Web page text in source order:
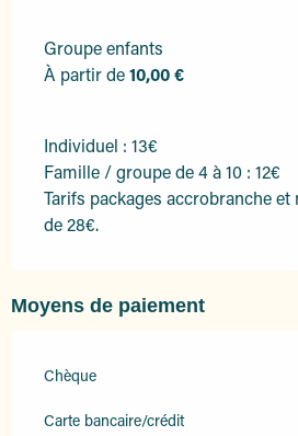
Groupe enfants
À partir de10,00 €
Individuel : 13€
Famille / groupe de 4 à 10 : 12€
Tarifs packages accrobranche
de 28€.
Moyens de paiement
Chèque
Carte bancaire/crédit